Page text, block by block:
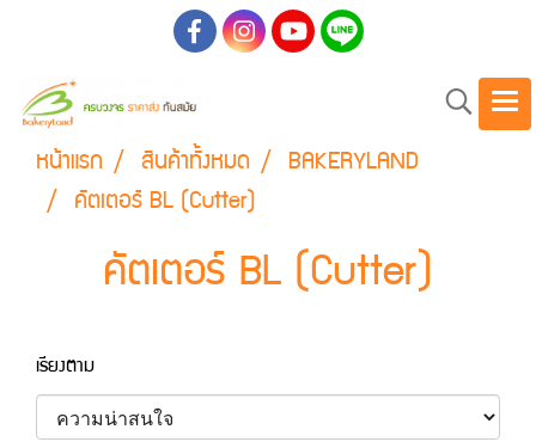
หน้าแรก สินค้าทั้งหมด BAKERYLAND
คัตเตอร์ BL (Cutter)
คัตเตอร์ BL (Cutter)
เรียงตาม